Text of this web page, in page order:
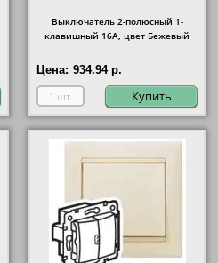
Выключатель 2-полюсный 1-
клавишный 16А, цвет Бежевый
Цена: 934.94 р.
Купить